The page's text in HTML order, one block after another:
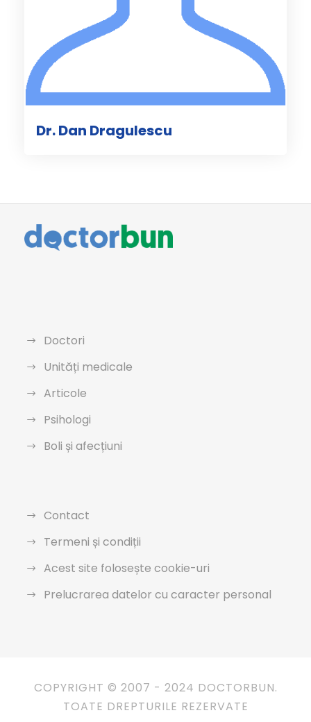
Dr. Dan Dragulescu
Doctori
Unități medicale
Articole
Psihologi
Boli și afecțiuni
Contact
Termeni și condiții
Acest site folosește cookie-uri
Prelucrarea datelor cu caracter personal
COPYRIGHT © 2007 - 2024 DOCTORBUN.
TOATE DREPTURILE REZERVATE